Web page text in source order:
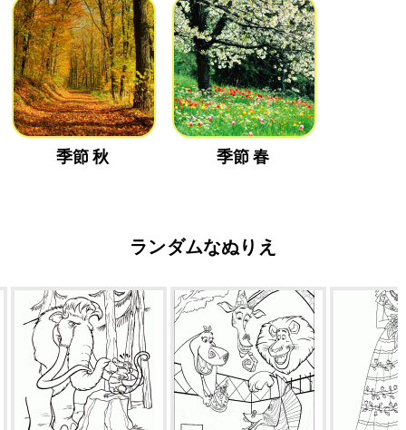
季節 秋 季節 春
ランダムなぬりえ